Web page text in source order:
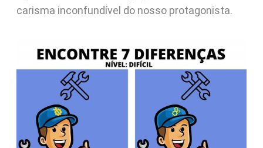
carisma inconfundível do nosso protagonista.